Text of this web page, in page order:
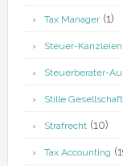
Tax Manager(1)
Steuer-Kanzleien
Steuerberater-
Stille Gesellschaft
Strafrecht(10)
Tax Accounting